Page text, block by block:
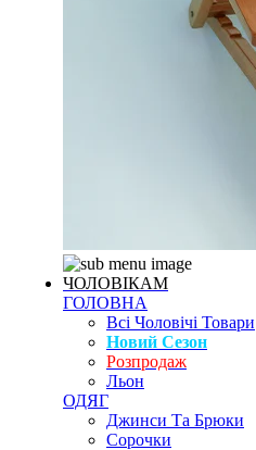
ЧОЛОВІКАМ
ГОЛОВНА
Всі Чоловічі Товари
Новий Сезон
Розпродаж
Льон
ОДЯГ
Джинси Та Брюки
Сорочки